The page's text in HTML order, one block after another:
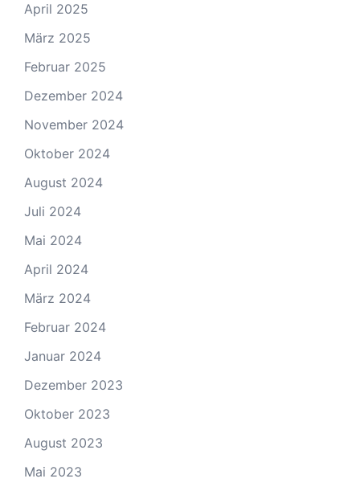
April 2025
März 2025
Februar 2025
Dezember 2024
November 2024
Oktober 2024
August 2024
Juli 2024
Mai 2024
April 2024
März 2024
Februar 2024
Januar 2024
Dezember 2023
Oktober 2023
August 2023
Mai 2023